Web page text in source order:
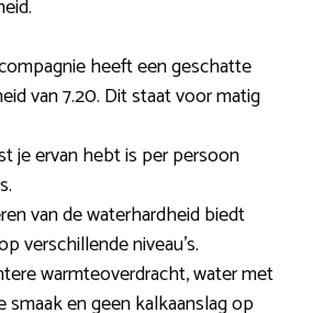
heeft een geschatte
van 7.20. Dit staat voor matig
je ervan hebt is per persoon
van de waterhardheid biedt
verschillende niveau’s.
warmteoverdracht, water met
smaak en geen kalkaanslag op